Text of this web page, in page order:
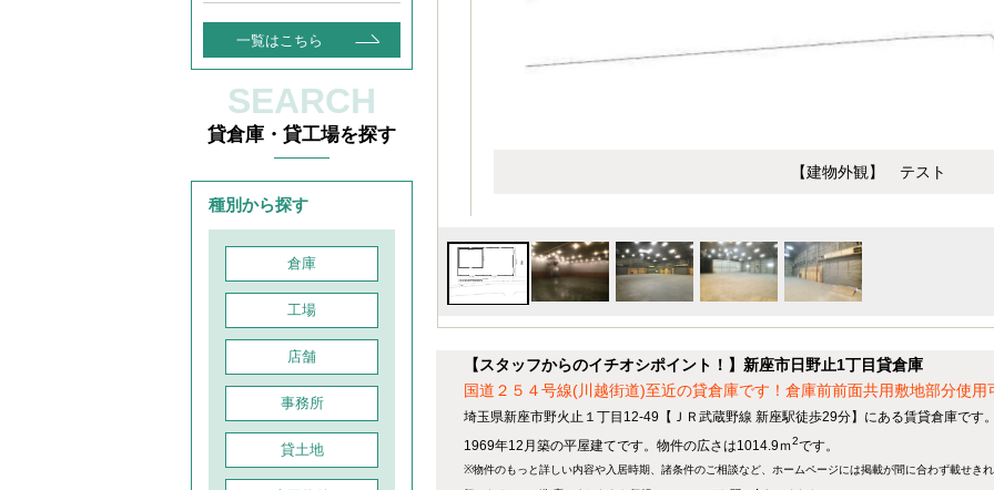
【建物外観】 テスト
【スタッフからのイチオシポイント！】新座市日野止1丁目貸倉庫
国道２５４号線(川越街道)至近の貸倉庫です！倉庫前前面共用敷地部分使用
埼玉県新座市野火止１丁目12-49【ＪＲ武蔵野線 新座駅徒歩29分】にある賃貸倉庫です。
1969年12月築の平屋建てです。物件の広さは1014.9ｍ2です。
※物件のもっと詳しい内容や入居時期、諸条件のご相談など、ホームページには掲載が間に合わず載せきれ
一覧はこちら
SEARCH
貸倉庫・貸工場を探す
種別から探す
倉庫
工場
店舗
事務所
貸土地